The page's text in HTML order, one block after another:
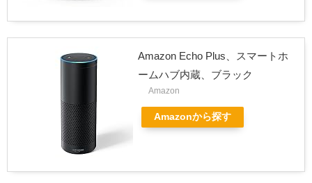
Amazon Echo Plus、スマートホ
ームハブ内蔵、ブラック
Amazon
Amazonから探す